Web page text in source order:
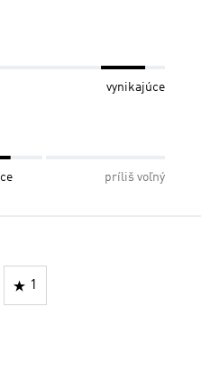
vynikajúce
príliš voľný
1